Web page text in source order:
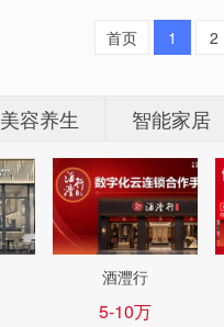
首页 1 2
美容养生 智能家居
酒灃行
5-10万